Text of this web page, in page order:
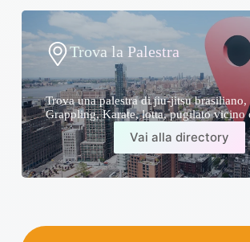
Trova la Palestra
Trova una palestra di jiu-jitsu
Grappling, Karate, lotta, pugilato vicino
Vai alla directory